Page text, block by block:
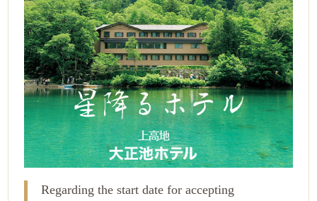
Regarding the start date for accepting